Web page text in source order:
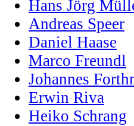
Hans Jörg
Andreas Speer
Daniel Haase
Marco Freundl
Johannes
Erwin Riva
Heiko Schrang